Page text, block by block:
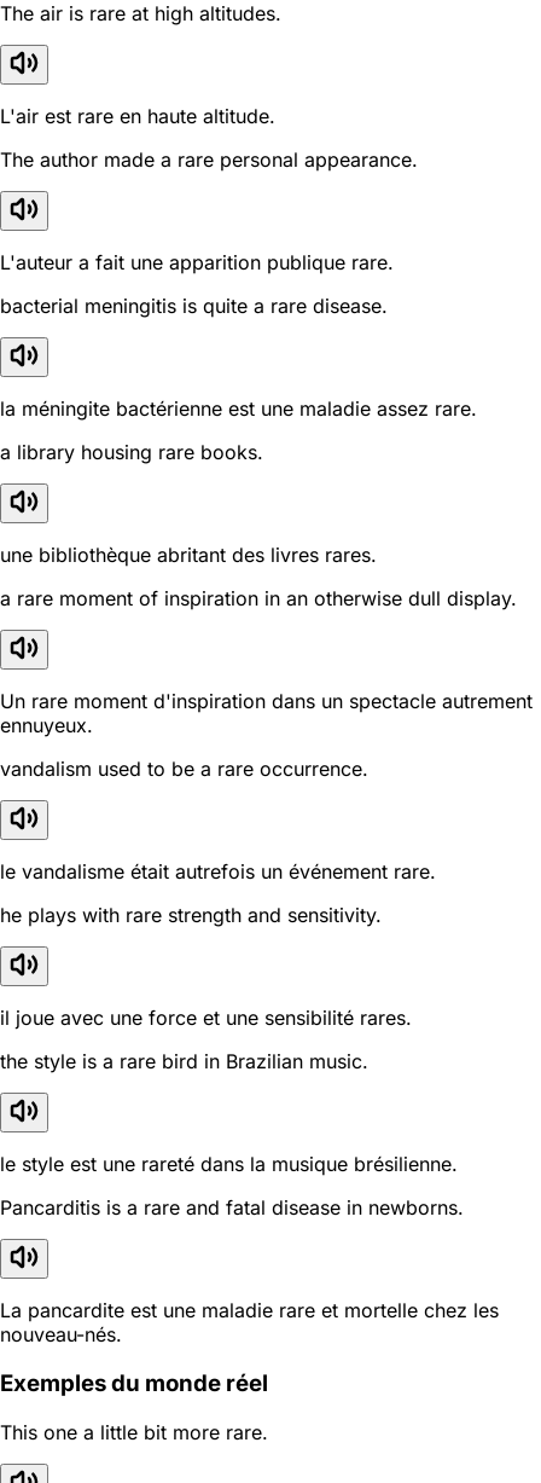
The air is rare at high altitudes.
L'air est rare en haute altitude.
The author made a rare personal appearance.
L'auteur a fait une apparition publique rare.
bacterial meningitis is quite a rare disease.
la méningite bactérienne est une maladie assez rare.
a library housing rare books.
une bibliothèque abritant des livres rares.
a rare moment of inspiration in an otherwise dull display.
Un rare moment d'inspiration dans un spectacle autrement
ennuyeux.
vandalism used to be a rare occurrence.
le vandalisme était autrefois un événement rare.
he plays with rare strength and sensitivity.
il joue avec une force et une sensibilité rares.
the style is a rare bird in Brazilian music.
le style est une rareté dans la musique brésilienne.
Pancarditis is a rare and fatal disease in newborns.
La pancardite est une maladie rare et mortelle chez les
nouveau-nés.
Exemples du monde réel
This one a little bit more rare.